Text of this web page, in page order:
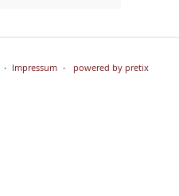
Impressum powered by pretix